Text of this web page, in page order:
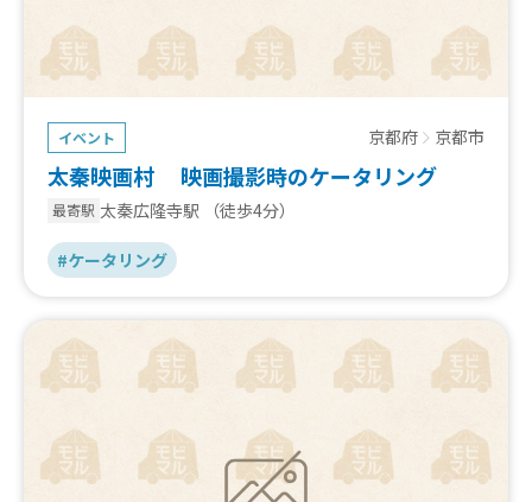
イベント 京都府 京都市
太秦映画村 映画撮影時のケータリング
最寄駅 太秦広隆寺駅 （徒歩4分）
#ケータリング